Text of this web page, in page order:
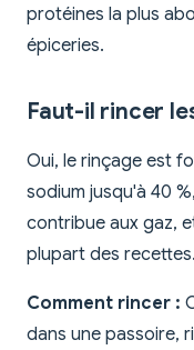
protéines la plus
épiceries.
Faut-il rincer
Oui, le rinçage est
sodium jusqu'à 40
contribue aux gaz,
plupart des recettes.
Comment rincer :
dans une passoire,